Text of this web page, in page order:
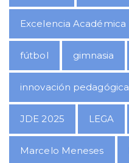
Excelencia Académica
fútbol gimnasia
innovación pedagógica
JDE 2025 LEGA
Marcelo Meneses